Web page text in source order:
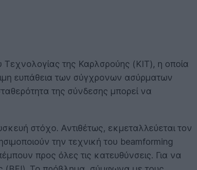
Τεχνολογίας της Καρλσρούης (KIT), η οποία
ευπάθεια των σύγχρονων ασύρματων
της σύνδεσης μπορεί να
στόχο. Αντιθέτως, εκμεταλλεύεται τον
την τεχνική του beamforming
προς όλες τις κατευθύνσεις. Για να